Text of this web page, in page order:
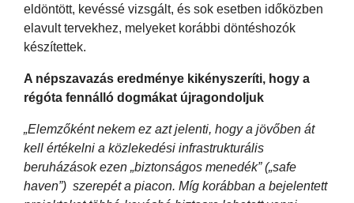
eldöntött, kevéssé vizsgált, és sok esetben időközben
elavult tervekhez, melyeket korábbi döntéshozók
készítettek.
A népszavazás eredménye kikényszeríti, hogy a
régóta fennálló dogmákat újragondoljuk
„Elemzőként nekem ez azt jelenti, hogy a jövőben át
kell értékelni a közlekedési infrastrukturális
beruházások ezen „biztonságos menedék” („safe
haven”) szerepét a piacon. Míg korábban a bejelentett